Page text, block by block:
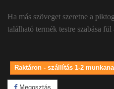
Ha más szöveget szeretne a
található termék testre szabása
Raktáron - szállítás 1-2
Megosztás